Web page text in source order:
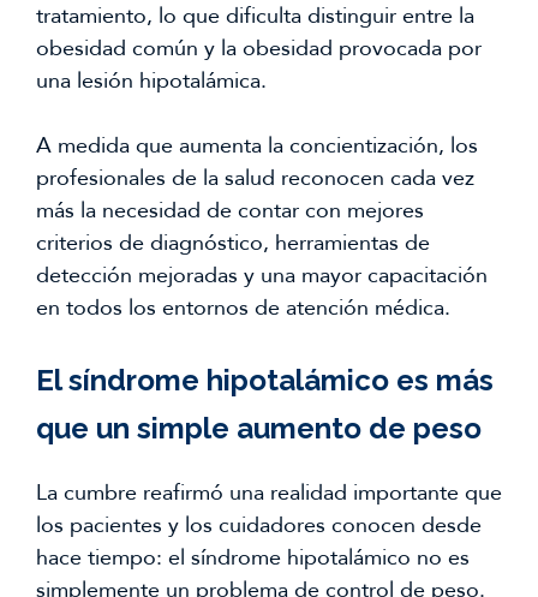
tratamiento, lo que dificulta distinguir entre la
obesidad común y la obesidad provocada por
una lesión hipotalámica.
A medida que aumenta la concientización, los
profesionales de la salud reconocen cada vez
más la necesidad de contar con mejores
criterios de diagnóstico, herramientas de
detección mejoradas y una mayor capacitación
en todos los entornos de atención médica.
El síndrome hipotalámico es más
que un simple aumento de peso
La cumbre reafirmó una realidad importante que
los pacientes y los cuidadores conocen desde
hace tiempo: el síndrome hipotalámico no es
simplemente un problema de control de peso.